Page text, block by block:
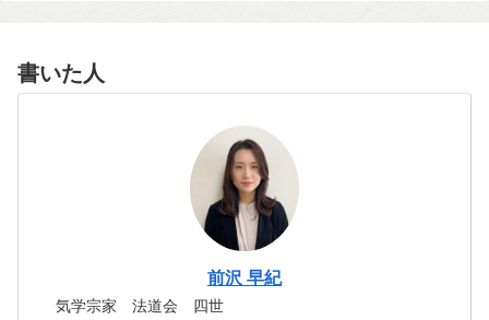
書いた人
前沢 早紀
気学宗家 法道会 四世